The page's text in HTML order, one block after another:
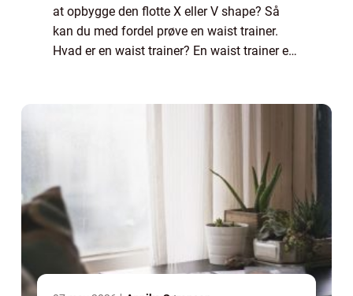
at opbygge den flotte X eller V shape? Så
kan du med fordel prøve en waist trainer.
Hvad er en waist trainer? En waist trainer er